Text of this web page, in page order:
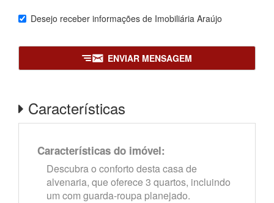
Desejo receber informações de Imobiliária Araújo
ENVIAR MENSAGEM
Características
Características do imóvel:
Descubra o conforto desta casa de
alvenaria, que oferece 3 quartos, incluindo
um com guarda-roupa planejado.